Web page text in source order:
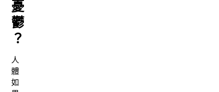
憂
鬱
？
人
體
如